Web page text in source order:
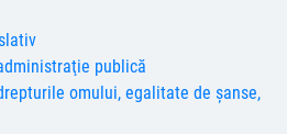
publică
omului, egalitate de şanse,